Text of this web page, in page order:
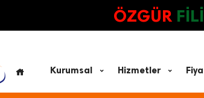
ÖZGÜR
Kurumsal Hizmetler